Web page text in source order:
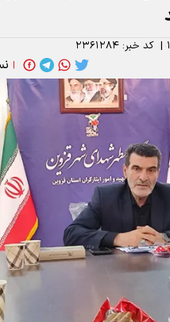
| کد خبر: ۲۳۶۱۲۸۴
|